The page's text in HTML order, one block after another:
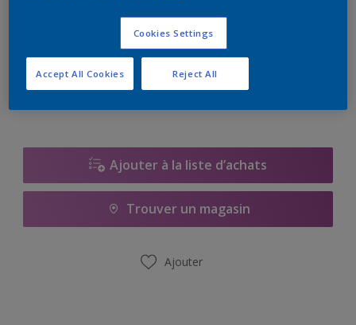
Ajouter à la liste d’achats
Trouver un magasin
Ajouter
Cookies Settings
Reject All
Accept All Cookies